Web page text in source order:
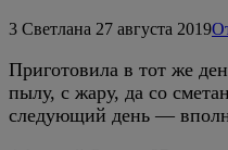
3 Светлана 27 августа 2019
Приготовила в тот же
пылу, с жару, да со
следующий день —